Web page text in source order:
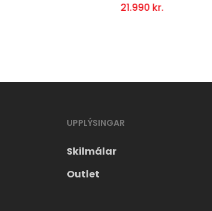
UPPLÝSINGAR
Skilmálar
Outlet